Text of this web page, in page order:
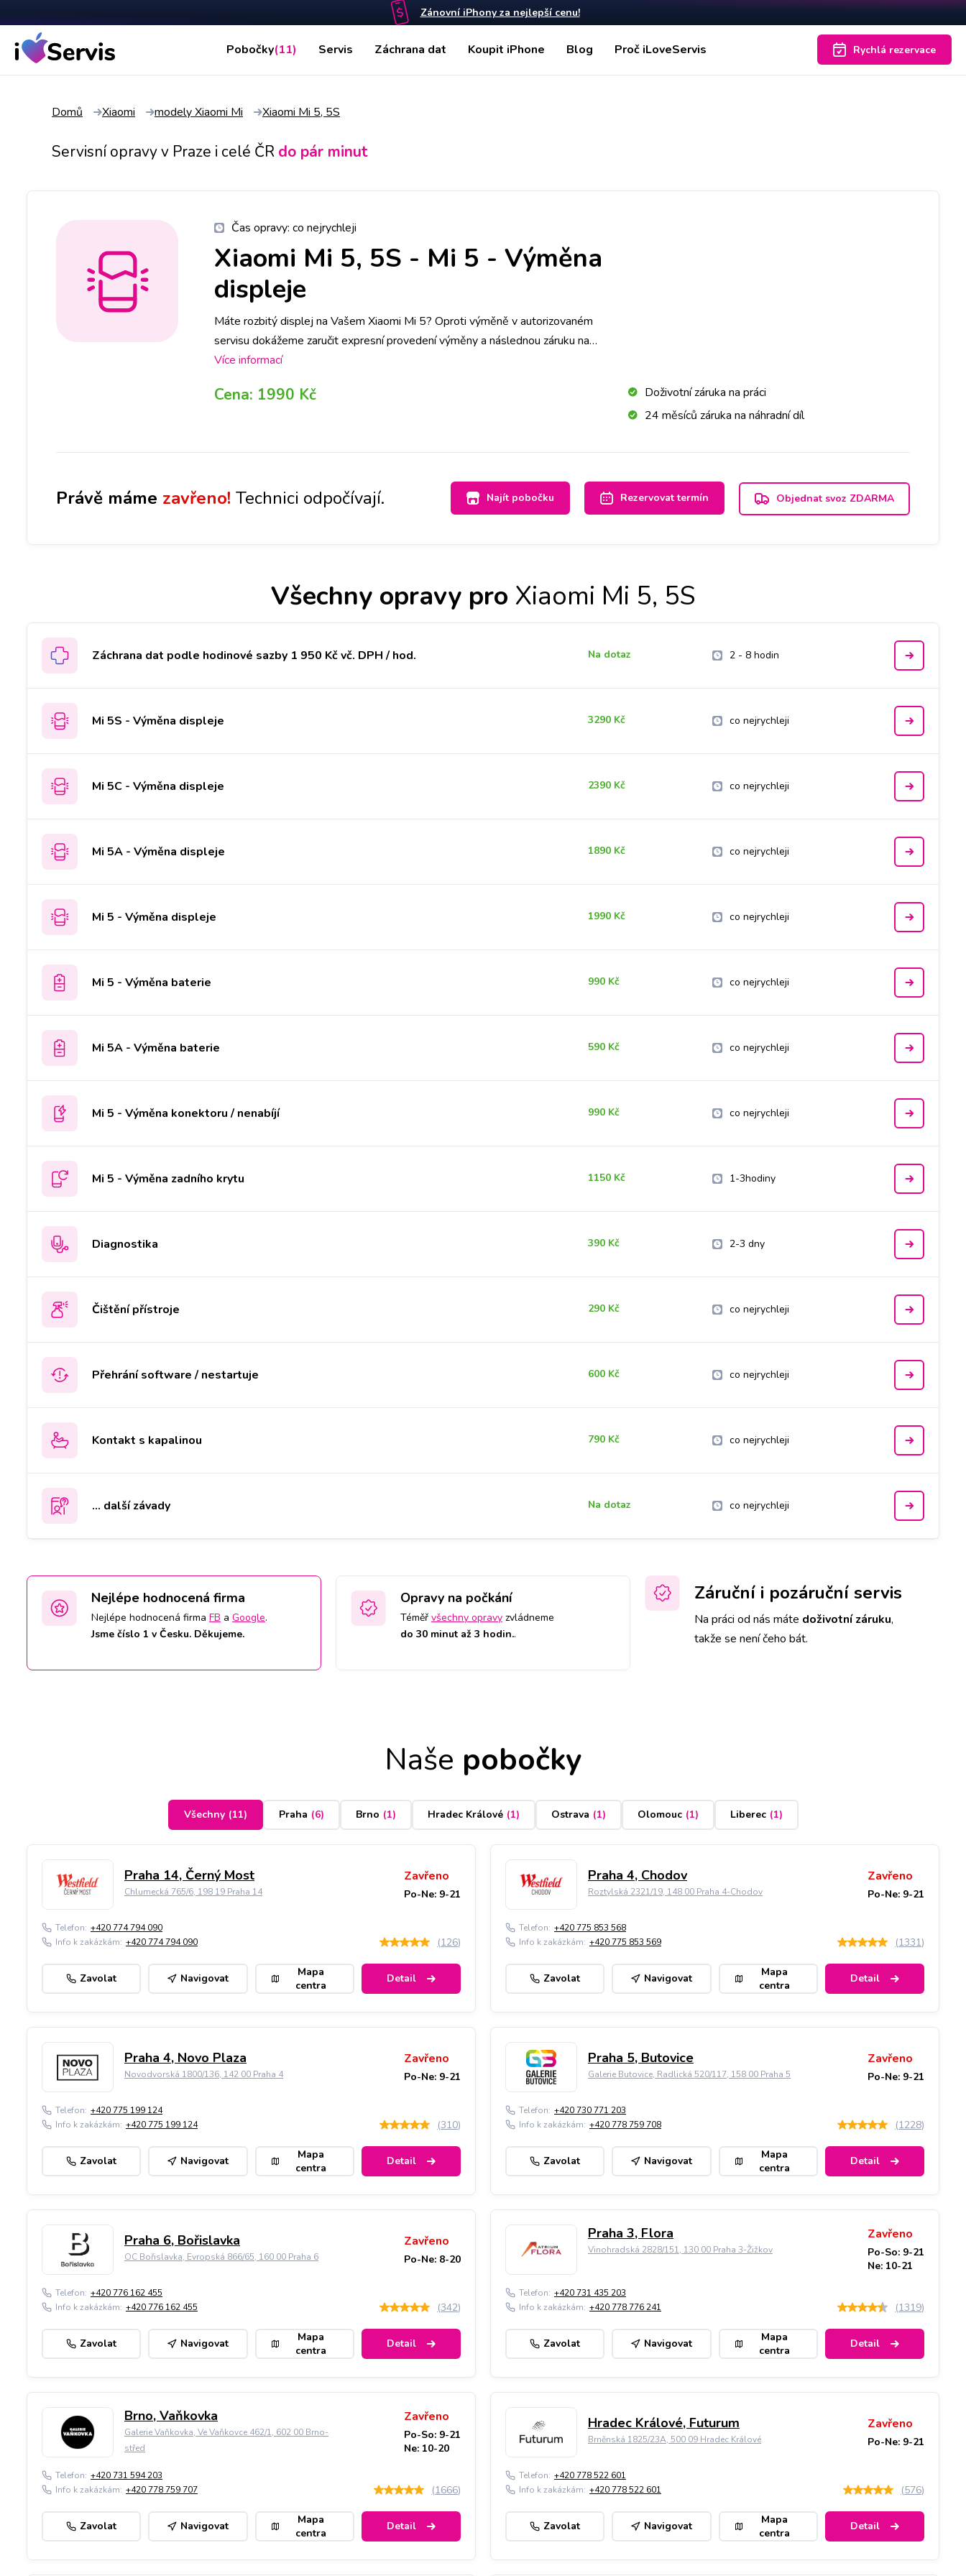
Zánovní iPhony za nejlepší cenu!
Pobočky(11) Servis Záchrana dat Koupit iPhone Blog Proč iLoveServis Rychlá rezervace
Domů Xiaomi modely Xiaomi Mi Xiaomi Mi 5, 5S
Servisní opravy v Praze i celé ČR do pár minut
Čas opravy: co nejrychleji
Xiaomi Mi 5, 5S - Mi 5 - Výměna
displeje
Máte rozbitý displej na Vašem Xiaomi Mi 5? Oproti výměně v autorizovaném
servisu dokážeme zaručit expresní provedení výměny a následnou záruku na
provedenou výměnu.
Více informací
Cena: 1990 Kč
Doživotní záruka na práci
24 měsíců záruka na náhradní díl
Právě máme zavřeno! Technici odpočívají. Najít pobočku Rezervovat termín Objednat svoz ZDARMA
Všechny opravy pro Xiaomi Mi 5, 5S
Záchrana dat podle hodinové sazby 1 950 Kč vč. DPH / hod. Na dotaz 2 - 8 hodin
Mi 5S - Výměna displeje 3290 Kč co nejrychleji
Mi 5C - Výměna displeje 2390 Kč co nejrychleji
Mi 5A - Výměna displeje 1890 Kč co nejrychleji
Mi 5 - Výměna displeje 1990 Kč co nejrychleji
Mi 5 - Výměna baterie 990 Kč co nejrychleji
Mi 5A - Výměna baterie 590 Kč co nejrychleji
Mi 5 - Výměna konektoru / nenabíjí 990 Kč co nejrychleji
Mi 5 - Výměna zadního krytu 1150 Kč 1-3hodiny
Diagnostika 390 Kč 2-3 dny
Čištění přístroje 290 Kč co nejrychleji
Přehrání software / nestartuje 600 Kč co nejrychleji
Kontakt s kapalinou 790 Kč co nejrychleji
... další závady Na dotaz co nejrychleji
Nejlépe hodnocená firma
Nejlépe hodnocená firma FB a Google.
Jsme číslo 1 v Česku. Děkujeme.
Opravy na počkání
Téměř všechny opravy zvládneme
do 30 minut až 3 hodin..
Záruční i pozáruční servis
Na práci od nás máte doživotní záruku,
takže se není čeho bát.
Naše pobočky
Všechny (11) Praha (6) Brno (1) Hradec Králové (1) Ostrava (1) Olomouc (1) Liberec (1)
Praha 14, Černý Most
Chlumecká 765/6, 198 19 Praha 14
Zavřeno
Po-Ne: 9-21
Telefon: +420 774 794 090
Info k zakázkám: +420 774 794 090 (126)
Zavolat Navigovat
Mapa
centra
Detail
Praha 4, Chodov
Roztylská 2321/19, 148 00 Praha 4-Chodov
Zavřeno
Po-Ne: 9-21
Telefon: +420 775 853 568
Info k zakázkám: +420 775 853 569 (1331)
Zavolat Navigovat
Mapa
centra
Detail
Praha 4, Novo Plaza
Novodvorská 1800/136, 142 00 Praha 4
Zavřeno
Po-Ne: 9-21
Telefon: +420 775 199 124
Info k zakázkám: +420 775 199 124 (310)
Zavolat Navigovat
Mapa
centra
Detail
Praha 5, Butovice
Galerie Butovice, Radlická 520/117, 158 00 Praha 5
Zavřeno
Po-Ne: 9-21
Telefon: +420 730 771 203
Info k zakázkám: +420 778 759 708 (1228)
Zavolat Navigovat
Mapa
centra
Detail
Praha 6, Bořislavka
OC Bořislavka, Evropská 866/65, 160 00 Praha 6
Zavřeno
Po-Ne: 8-20
Telefon: +420 776 162 455
Info k zakázkám: +420 776 162 455 (342)
Zavolat Navigovat
Mapa
centra
Detail
Praha 3, Flora
Vinohradská 2828/151, 130 00 Praha 3-Žižkov
Zavřeno
Po-So: 9-21
Ne: 10-21
Telefon: +420 731 435 203
Info k zakázkám: +420 778 776 241 (1319)
Zavolat Navigovat
Mapa
centra
Detail
Brno, Vaňkovka
Galerie Vaňkovka, Ve Vaňkovce 462/1, 602 00 Brno-
střed
Zavřeno
Po-So: 9-21
Ne: 10-20
Telefon: +420 731 594 203
Info k zakázkám: +420 778 759 707 (1666)
Zavolat Navigovat
Mapa
centra
Detail
Hradec Králové, Futurum
Brněnská 1825/23A, 500 09 Hradec Králové
Zavřeno
Po-Ne: 9-21
Telefon: +420 778 522 601
Info k zakázkám: +420 778 522 601 (576)
Zavolat Navigovat
Mapa
centra
Detail